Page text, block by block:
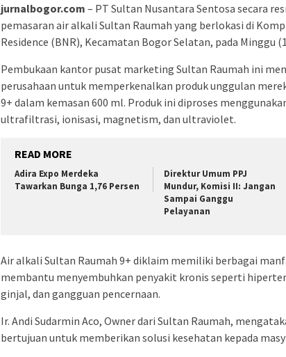
jurnalbogor.com – PT Sultan Nusantara Sentosa secara
pemasaran air alkali Sultan Raumah yang berlokasi di
Residence (BNR), Kecamatan Bogor Selatan, pada Minggu
Pembukaan kantor pusat marketing Sultan Raumah ini
perusahaan untuk memperkenalkan produk unggulan
9+ dalam kemasan 600 ml. Produk ini diproses
ultrafiltrasi, ionisasi, magnetism, dan ultraviolet.
READ MORE
Adira Expo Merdeka
Tawarkan Bunga 1,76 Persen
Direktur Umum PPJ
Mundur, Komisi II: Jangan
Sampai Ganggu
Pelayanan
Air alkali Sultan Raumah 9+ diklaim memiliki berbagai
membantu menyembuhkan penyakit kronis seperti
ginjal, dan gangguan pencernaan.
Ir. Andi Sudarmin Aco, Owner dari Sultan Raumah,
bertujuan untuk memberikan solusi kesehatan kepada